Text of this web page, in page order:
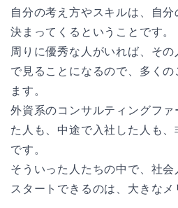
自分の考え方やスキルは、自
決まってくるということです。
周りに優秀な人がいれば、そ
で見ることになるので、多くの
ます。
外資系のコンサルティングファ
た人も、中途で入社した人も
です。
そういった人たちの中で、社
スタートできるのは、大きなメ